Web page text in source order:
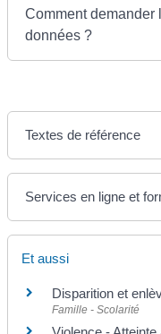
Comment demander
données ?
Textes de référence
Services en ligne et
Et aussi
Disparition et
Famille - Scolarité